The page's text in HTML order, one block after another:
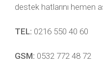
destek hatlarını hemen
TEL: 0216 550 40 60
GSM: 0532 772 48 72